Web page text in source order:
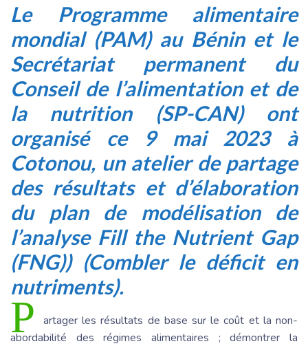
Le Programme alimentaire
mondial(PAM) au Bénin et le
Secrétariat permanent du
Conseil de l’alimentation et de
la nutrition (SP-CAN) ont
organisé ce 9 mai 2023 à
Cotonou, un atelier de partage
des résultats et d’élaboration
du plan de modélisation de
l’analyse Fill the Nutrient Gap
(FNG)) (Combler le déficit en
nutriments).
P
artager les résultats de base sur le coût et la non-
abordabilité des régimes alimentaires ; démontrer la